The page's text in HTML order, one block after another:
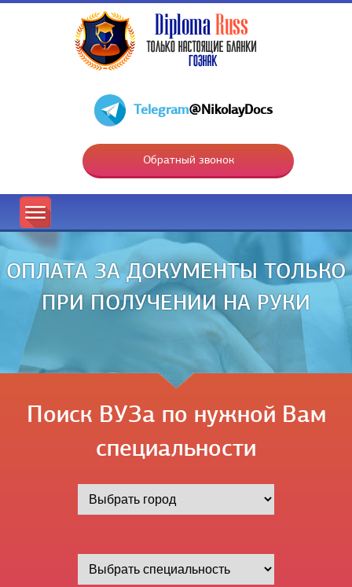
Telegram@NikolayDocs
Обратный звонок
ОПЛАТА ЗА ДОКУМЕНТЫ ТОЛЬКО
ПРИ ПОЛУЧЕНИИ НА РУКИ
Поиск ВУЗа по нужной Вам
специальности